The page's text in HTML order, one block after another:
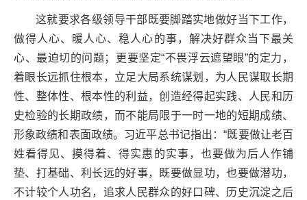
这就要求各级领导干部既要脚踏实地做好当下工作，
做得人心、暖人心、稳人心的事，解决好群众当下最关
心、最迫切的问题；更要坚定“不畏浮云遮望眼”的定力，
着眼长远抓住根本，立足大局系统谋划，为人民谋取长期
性、整体性、根本性的利益，创造经得起实践、人民和历
史检验的长期政绩，而不能局限于一时一地的短期成绩、
形象政绩和表面政绩。习近平总书记指出：“既要做让老百
姓看得见、摸得着、得实惠的实事，也要做为后人作铺
垫、打基础、利长远的好事，既要做显功，也要做潜功，
不计较个人功名，追求人民群众的好口碑、历史沉淀之后